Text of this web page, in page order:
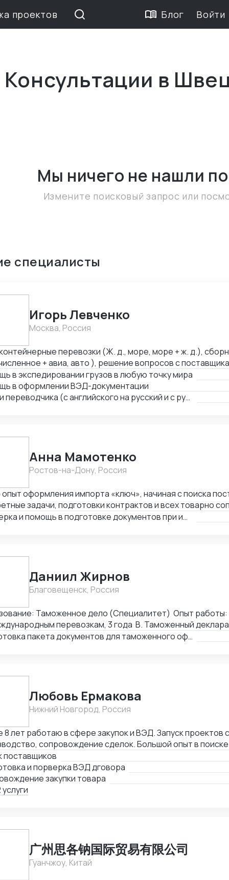
проектов Блог Войти
в
Мы ничего не нашли
Измените поисковый запрос или
специалисты
Игорь Левченко
Москва, Россия
перевозки (Ж. д., море, море + ж. д.),
+ авиа, авто ), решение вопросов с
документов. Имею 15 летний опыт работы в
компаниях и компаниях-экспедиторах. Работал с
так и на экспорт.
в экспедировании грузов в любую точку мира
в оформлении ВЭД-документации
Услуги переводчика (с английского на русский и с русского на английский)
Анна Мамотенко
Ростов-на-Дону, Россия
оформления импорта «ключ», начиная с поиска
задачи, подготовки контрактов и всех товарно
документов, составления логистических схем
Проверка и помощь в подготовке документов при импорте
Даниил Жирнов
Благовещенск, Россия
Таможенное дело (Специалитет) Опыт
перевозкам, 3 года B. Таможенный
Подготовка пакета документов для таможенного оформления
Любовь Ермакова
Нижний Новгород, Россия
8 лет работаю в сфере закупок и ВЭД. Запуск проектов
сопровождение сделок. Большой опыт в
из Китая по ТЗ заказчика. Поиск поставщиков в
товаров для дома и электронике. Поиск поставщиков,
благонадежности фабрик, подготовка договоров,
подготовка товаросопроводительной
поставщиков
и порверка ВЭД дговора
закупки товара
广州思各钠国际贸易有限公司
Гуанчжоу, Китай